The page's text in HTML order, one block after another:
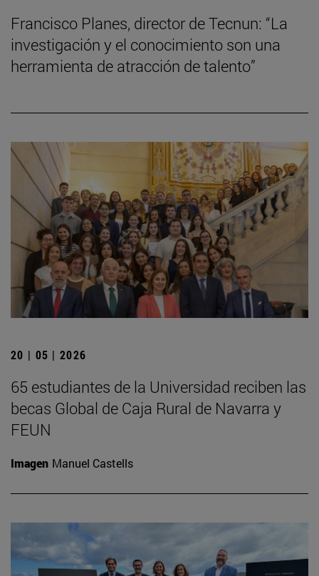
Francisco Planes, director de Tecnun: “La
investigación y el conocimiento son una
herramienta de atracción de talento”
20 | 05 | 2026
65 estudiantes de la Universidad reciben las
becas Global de Caja Rural de Navarra y
FEUN
Imagen Manuel Castells